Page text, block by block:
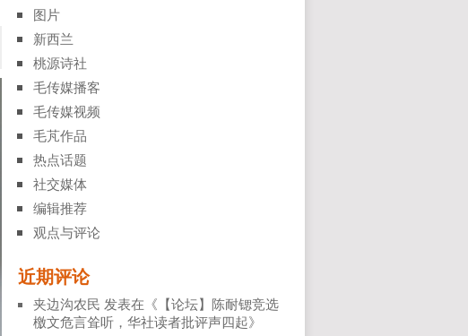
图片
新西兰
桃源诗社
毛传媒播客
毛传媒视频
毛芃作品
热点话题
社交媒体
编辑推荐
观点与评论
近期评论
夹边沟农民 发表在《 【论坛】陈耐锶竞选
檄文危言耸听，华社读者批评声四起》